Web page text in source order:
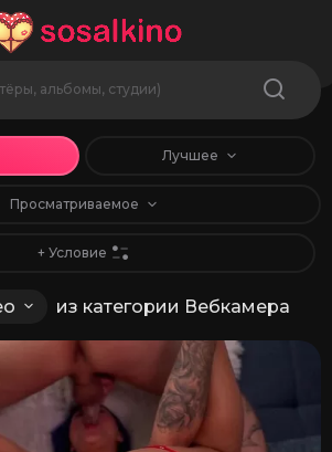
альбомы, студии)
из категории Вебкамера
Лучшее
Просматриваемое
+ Условие